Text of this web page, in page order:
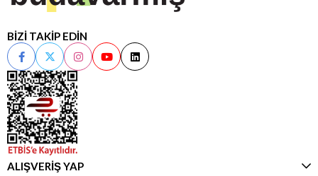
BİZİ TAKİP EDİN
ALIŞVERİŞ YAP